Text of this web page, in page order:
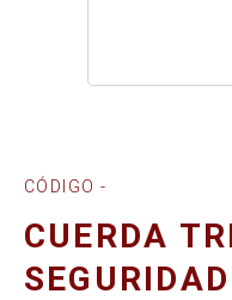
CÓDIGO -
CUERDA
SEGURIDAD